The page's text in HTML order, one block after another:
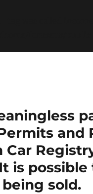
Car
is
sold.